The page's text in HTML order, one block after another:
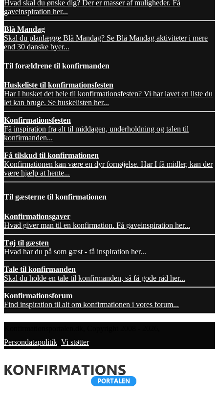
Hvad skal du ønske dig? Der er masser af muligheder. Få
gaveinspiration her...
Blå Mandag
Skal du planlægge Blå Mandag? Se Blå Mandag aktiviteter i mere
end 30 danske byer...
Til forældrene til konfirmanden
Huskeliste til konfirmationsfesten
Har I husket det hele til konfirmationsfesten? Vi har lavet en liste du
let kan bruge. Se huskelisten her...
Konfirmationsfesten
Få inspiration fra alt til middagen, underholdning og talen til
konfirmanden...
Få tilskud til konfirmationen
Konfirmationen kan være en dyr fornøjelse. Har I få midler, kan der
være hjælp at hente...
Til gæsterne til konfirmationen
Konfirmationsgaver
Hvad giver man til en konfirmation. Få gaveinspiration her...
Tøj til gæsten
Hvad har du på som gæst - få inspiration her...
Tale til konfirmanden
Skal du holde en tale til konfirmanden, så få gode råd her...
Konfirmationsforum
Find inspiration til alt om konfirmationen i vores forum...
Persondatapolitik Vi støtter